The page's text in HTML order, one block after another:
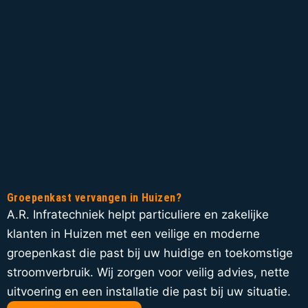
Groepenkast vervangen in Huizen?
A.R. Infratechniek helpt particuliere en zakelijke
klanten in Huizen met een veilige en moderne
groepenkast die past bij uw huidige en toekomstige
stroomverbruik. Wij zorgen voor veilig advies, nette
uitvoering en een installatie die past bij uw situatie.